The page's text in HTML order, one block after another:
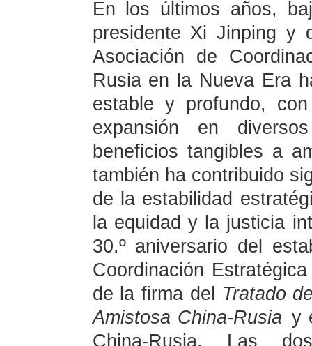
En los últimos años,
presidente Xi Jinping y
Asociación de
Rusia en la Nueva Era
estable y profundo,
expansión en
beneficios tangibles a
también ha contribuido
de la estabilidad
la equidad y la justicia
30.º aniversario del
Coordinación
de la firma del Tratado
Amistosa China-Rusia y
China-Rusia. Las